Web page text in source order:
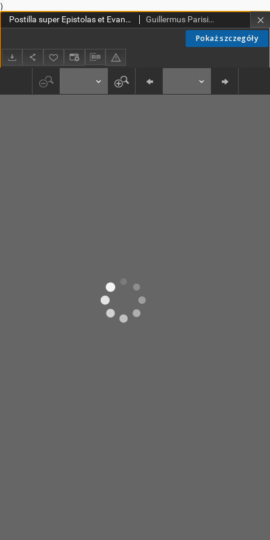
)
Pokaż szczegóły
Postilla super Epistolas et Evangelia Guillermus Parisiensis (1437-1485)